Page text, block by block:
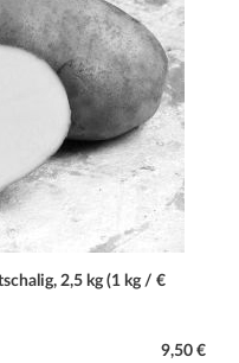
2,5 kg (1 kg / €
9,50 €